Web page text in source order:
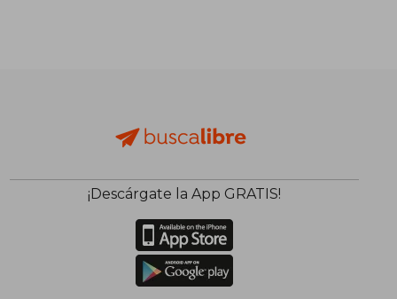
¡Descárgate la App GRATIS!